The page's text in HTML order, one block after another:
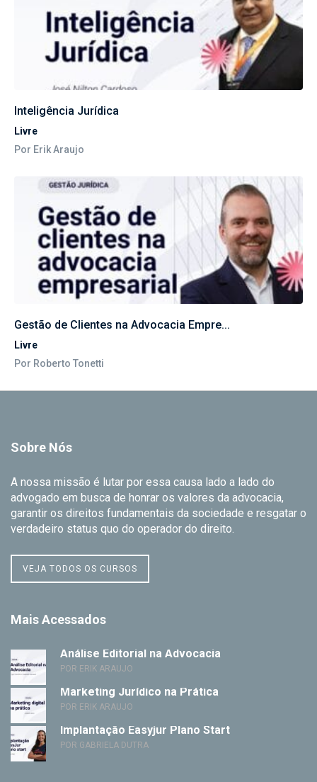
Inteligência Jurídica
Livre
Por Erik Araujo
Gestão de Clientes na Advocacia Empre...
Livre
Por Roberto Tonetti
Sobre Nós
A nossa missão é lutar por essa causa lado a lado do
advogado em busca de honrar os valores da advocacia,
garantir os direitos fundamentais da sociedade e resgatar o
verdadeiro status quo do operador do direito.
VEJA TODOS OS CURSOS
Mais Acessados
Análise Editorial na Advocacia
POR ERIK ARAUJO
Marketing Jurídico na Prática
POR ERIK ARAUJO
Implantação Easyjur Plano Start
POR GABRIELA DUTRA